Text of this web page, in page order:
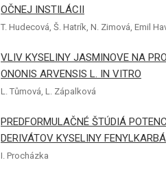
OČNEJ INSTILÁCII
T. Hudecová, Š. Hatrík, N. Zimová, Emil
VLIV KYSELINY JASMINOVE NA
ONONIS ARVENSIS L. IN VITRO
L. Tůmová, L. Zápalková
PREDFORMULAČNÉ ŠTÚDIÁ
DERIVÁTOV KYSELINY
I. Procházka